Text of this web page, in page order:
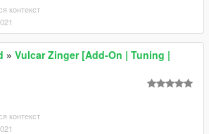
контекст
» Vulcar Zinger [Add-On | Tuning |
контекст